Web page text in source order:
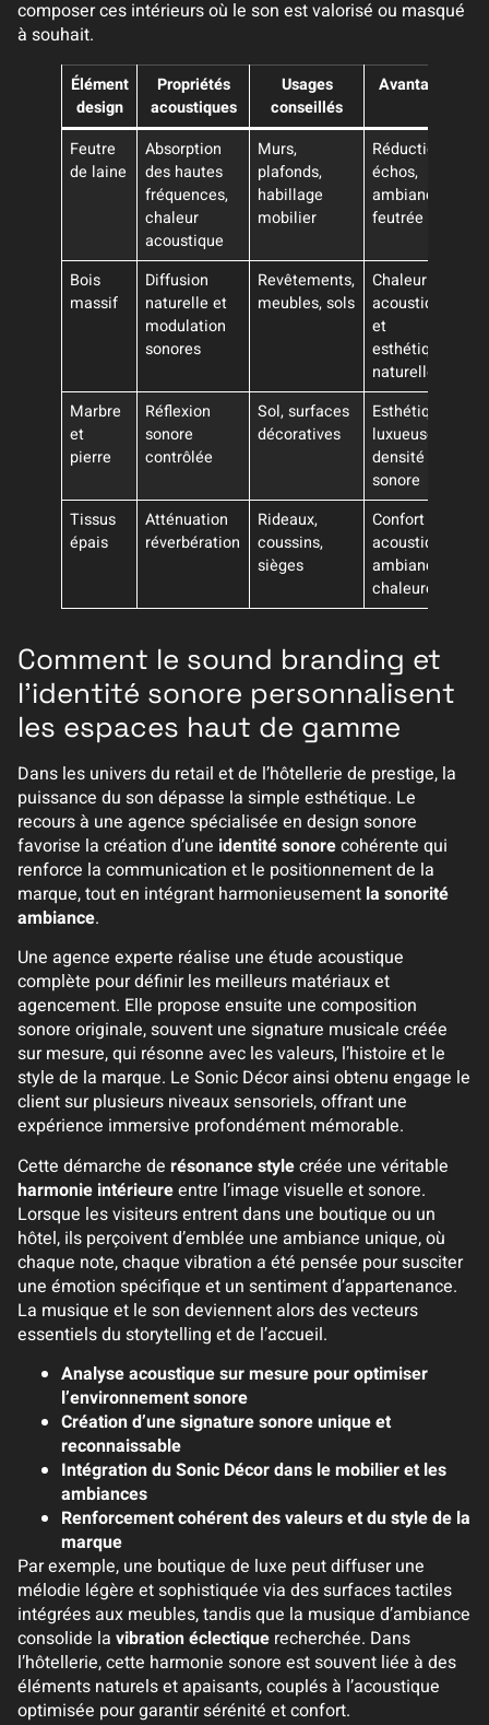
composer ces intérieurs où le son est valorisé ou masqué
à souhait.
Élément
design
Propriétés
acoustiques
Usages
conseillés
Avantages
Feutre
de laine
Absorption
des hautes
fréquences,
chaleur
acoustique
Murs,
plafonds,
habillage
mobilier
Réduction
échos,
ambiance
feutrée
Bois
massif
Diffusion
naturelle et
modulation
sonores
Revêtements,
meubles, sols
Chaleur
acoustique
et
esthétique
naturelle
Marbre
et
pierre
Réflexion
sonore
contrôlée
Sol, surfaces
décoratives
Esthétique
luxueuse,
densité
sonore
Tissus
épais
Atténuation
réverbération
Rideaux,
coussins,
sièges
Confort
acoustique,
ambiance
chaleureuse
Comment le sound branding et
l’identité sonore personnalisent
les espaces haut de gamme
Dans les univers du retail et de l’hôtellerie de prestige, la
puissance du son dépasse la simple esthétique. Le
recours à une agence spécialisée en design sonore
favorise la création d’une identité sonorecohérente qui
renforce la communication et le positionnement de la
marque, tout en intégrant harmonieusement la sonorité
ambiance.
Une agence experte réalise une étude acoustique
complète pour définir les meilleurs matériaux et
agencement. Elle propose ensuite une composition
sonore originale, souvent une signature musicale créée
sur mesure, qui résonne avec les valeurs, l’histoire et le
style de la marque. Le Sonic Décor ainsi obtenu engage le
client sur plusieurs niveaux sensoriels, offrant une
expérience immersive profondément mémorable.
Cette démarche de résonance stylecréée une véritable
harmonie intérieureentre l’image visuelle et sonore.
Lorsque les visiteurs entrent dans une boutique ou un
hôtel, ils perçoivent d’emblée une ambiance unique, où
chaque note, chaque vibration a été pensée pour susciter
une émotion spécifique et un sentiment d’appartenance.
La musique et le son deviennent alors des vecteurs
essentiels du storytelling et de l’accueil.
Analyse acoustique sur mesure pour optimiser
l’environnement sonore
Création d’une signature sonore unique et
reconnaissable
Intégration du Sonic Décor dans le mobilier et les
ambiances
Renforcement cohérent des valeurs et du style de la
marque
Par exemple, une boutique de luxe peut diffuser une
mélodie légère et sophistiquée via des surfaces tactiles
intégrées aux meubles, tandis que la musique d’ambiance
consolide la vibration éclectique recherchée. Dans
l’hôtellerie, cette harmonie sonore est souvent liée à des
éléments naturels et apaisants, couplés à l’acoustique
optimisée pour garantir sérénité et confort.